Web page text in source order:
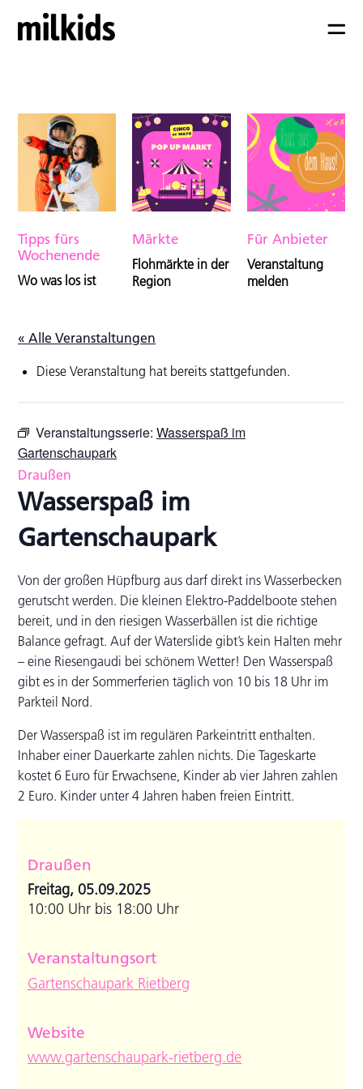
Tipps fürs
Wochenende
Wo was los ist
Märkte
Flohmärkte in der
Region
Für Anbieter
Veranstaltung
melden
« Alle Veranstaltungen
Diese Veranstaltung hat bereits stattgefunden.
Veranstaltungsserie: Wasserspaß im
Gartenschaupark
Draußen
Wasserspaß im
Gartenschaupark
Von der großen Hüpfburg aus darf direkt ins Wasserbecken
gerutscht werden. Die kleinen Elektro-Paddelboote stehen
bereit, und in den riesigen Wasserbällen ist die richtige
Balance gefragt. Auf der Waterslide gibt’s kein Halten mehr
– eine Riesengaudi bei schönem Wetter! Den Wasserspaß
gibt es in der Sommerferien täglich von 10 bis 18 Uhr im
Parkteil Nord.
Der Wasserspaß ist im regulären Parkeintritt enthalten.
Inhaber einer Dauerkarte zahlen nichts. Die Tageskarte
kostet 6 Euro für Erwachsene, Kinder ab vier Jahren zahlen
2 Euro. Kinder unter 4 Jahren haben freien Eintritt.
Draußen
Freitag, 05.09.2025
10:00 Uhr bis 18:00 Uhr
Veranstaltungsort
Gartenschaupark Rietberg
Website
www.gartenschaupark-rietberg.de